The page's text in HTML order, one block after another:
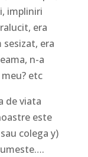
impliniri
era
era
n-a
etc
de viata
este
colega y)